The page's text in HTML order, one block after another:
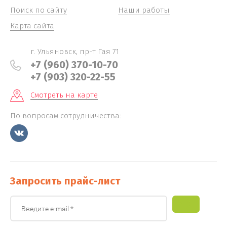
Поиск по сайту
Карта сайта
Наши работы
г. Ульяновск, пр-т Гая 71
+7 (960) 370-10-70
+7 (903) 320-22-55
Смотреть на карте
По вопросам сотрудничества:
Запросить прайс-лист